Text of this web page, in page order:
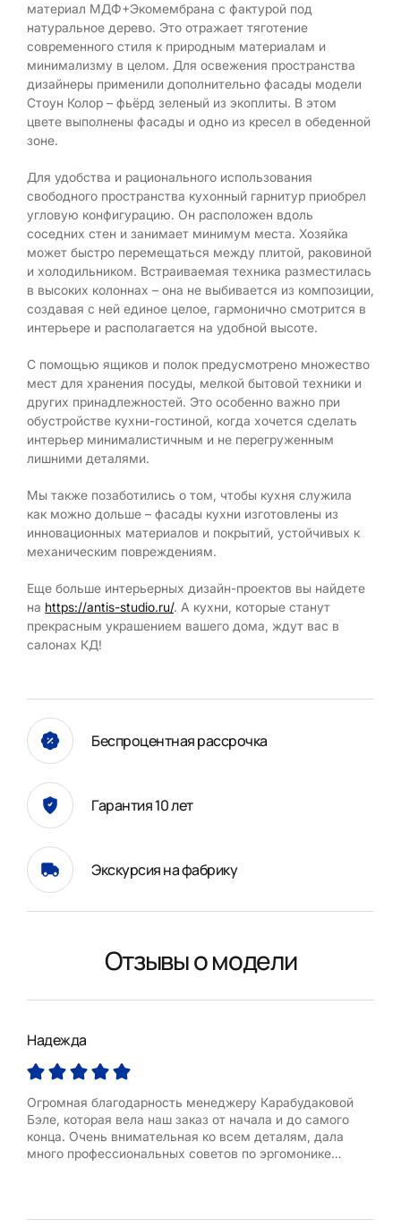
материал МДФ+Экомембрана с фактурой под
натуральное дерево. Это отражает тяготение
современного стиля к природным материалам и
минимализму в целом. Для освежения пространства
дизайнеры применили дополнительно фасады модели
Стоун Колор – фьёрд зеленый из экоплиты. В этом
цвете выполнены фасады и одно из кресел в обеденной
зоне.
Для удобства и рационального использования
свободного пространства кухонный гарнитур приобрел
угловую конфигурацию. Он расположен вдоль
соседних стен и занимает минимум места. Хозяйка
может быстро перемещаться между плитой, раковиной
и холодильником. Встраиваемая техника разместилась
в высоких колоннах – она не выбивается из композиции,
создавая с ней единое целое, гармонично смотрится в
интерьере и располагается на удобной высоте.
С помощью ящиков и полок предусмотрено множество
мест для хранения посуды, мелкой бытовой техники и
других принадлежностей. Это особенно важно при
обустройстве кухни-гостиной, когда хочется сделать
интерьер минималистичным и не перегруженным
лишними деталями.
Мы также позаботились о том, чтобы кухня служила
как можно дольше – фасады кухни изготовлены из
инновационных материалов и покрытий, устойчивых к
механическим повреждениям.
Еще больше интерьерных дизайн-проектов вы найдете
на https://antis-studio.ru/. А кухни, которые станут
прекрасным украшением вашего дома, ждут вас в
салонах КД!
Беспроцентная рассрочка
Гарантия 10 лет
Экскурсия на фабрику
Отзывы о модели
Надежда
Огромная благодарность менеджеру Карабудаковой
Бэле, которая вела наш заказ от начала и до самого
конца. Очень внимательная ко всем деталям, дала
много профессиональных советов по эргомонике